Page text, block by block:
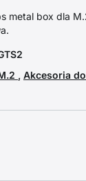
metal box dla
, Akcesoria